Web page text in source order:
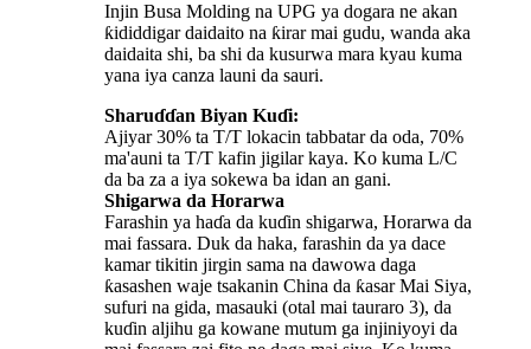
Injin Busa Molding na UPG ya dogara ne akan
ƙididdigar daidaito na ƙirar mai gudu, wanda aka
daidaita shi, ba shi da kusurwa mara kyau kuma
yana iya canza launi da sauri.
Sharuɗɗan Biyan Kuɗi:
Ajiyar 30% ta T/T lokacin tabbatar da oda, 70%
ma'auni ta T/T kafin jigilar kaya. Ko kuma L/C
da ba za a iya sokewa ba idan an gani.
Shigarwa da Horarwa
Farashin ya haɗa da kuɗin shigarwa, Horarwa da
mai fassara. Duk da haka, farashin da ya dace
kamar tikitin jirgin sama na dawowa daga
ƙasashen waje tsakanin China da ƙasar Mai Siya,
sufuri na gida, masauki (otal mai tauraro 3), da
kuɗin aljihu ga kowane mutum ga injiniyoyi da